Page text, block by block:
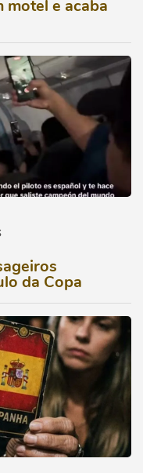
motel e acaba
da Copa